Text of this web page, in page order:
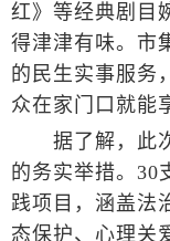
红》等经典剧目
得津津有味。市
的民生实事服务
众在家门口就能
据了解，此次
的务实举措。30
践项目，涵盖法
态保护、心理关